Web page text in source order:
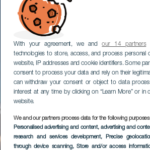
With your agreement, we andour 14 partners
technologies to store, access, and process personal
website, IP addresses and cookie identifiers. Some
consent to process your data and rely on their
can withdraw your consent or object to data
interest at any time by clicking on “Learn More” or in
website.
We and our partners process data for the following
Personalised advertising and content, advertising and
research and services development, Precise
through device scanning, Store and/or access
Puerto de